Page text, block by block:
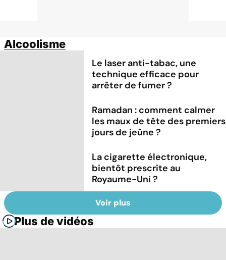
Alcoolisme
Le laser anti-tabac, une
technique efficace pour
arrêter de fumer ?
Ramadan : comment calmer
les maux de tête des premiers
jours de jeûne ?
La cigarette électronique,
bientôt prescrite au
Royaume-Uni ?
Voir plus
Plus de vidéos